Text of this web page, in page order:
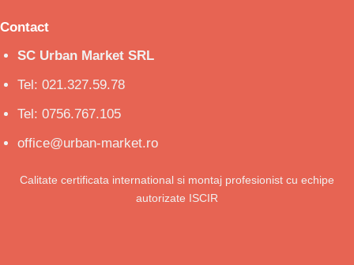
Contact
SC Urban Market SRL
Tel: 021.327.59.78
Tel: 0756.767.105
office@urban-market.ro
Calitate certificata international si montaj profesionist cu echipe
autorizate ISCIR